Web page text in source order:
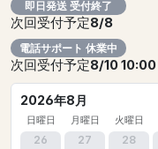
即日発送 受付終了
次回受付予定8/8
電話サポート 休業中
次回受付予定8/10 10:00
2026年8月
日曜日 月曜日 火曜日
26 27 28